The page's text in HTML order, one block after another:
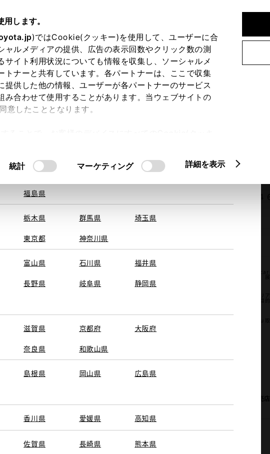
します。
)ではCookie(クッキー)を使用して、ユーザーに合
ルメディアの提供、広告の表示回数やクリック数の測
イト利用状況についても情報を収集し、ソーシャルメ
トナーと共有しています。各パートナーは、ここで収集
提供した他の情報、ユーザーが各パートナーのサービス
み合わせて使用することがあります。当ウェブサイトの
したこととなります。
統計 マーケティング 詳細を表示
でした。
をお選びください。
釧路 札幌
岩手県 宮城県 秋田県
福島県
栃木県 群馬県 埼玉県
東京都 神奈川県
富山県 石川県 福井県
長野県 岐阜県 静岡県
滋賀県 京都府 大阪府
奈良県 和歌山県
島根県 岡山県 広島県
香川県 愛媛県 高知県
佐賀県 長崎県 熊本県
ン購入 お気に入り
電話
サービス
店
U-car
この販売